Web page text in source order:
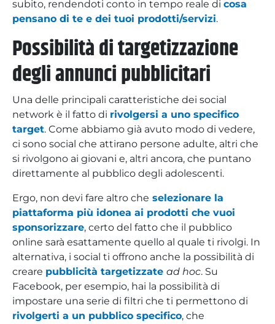
subito, rendendoti conto in tempo reale di cosa
pensano di te e dei tuoi prodotti/servizi.
Possibilità di targetizzazione
degli annunci pubblicitari
Una delle principali caratteristiche dei social
network è il fatto di rivolgersi a uno specifico
target. Come abbiamo già avuto modo di vedere,
ci sono social che attirano persone adulte, altri che
si rivolgono ai giovani e, altri ancora, che puntano
direttamente al pubblico degli adolescenti.
Ergo, non devi fare altro che selezionare la
piattaforma più idonea ai prodotti che vuoi
sponsorizzare, certo del fatto che il pubblico
online sarà esattamente quello al quale ti rivolgi. In
alternativa, i social ti offrono anche la possibilità di
creare pubblicità targetizzate ad hoc. Su
Facebook, per esempio, hai la possibilità di
impostare una serie di filtri che ti permettono di
rivolgerti a un pubblico specifico, che